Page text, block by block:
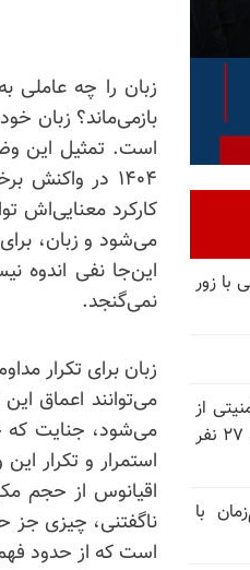
زبان را چه عاملی
بازمی‌ماند؟ زبان
است. تمثیل این
۱۴۰۴ در
کارکرد معنایی‌اش
می‌شود و زبان،
این‌جا نفی اندوه
نمی‌گنجد.
زبان برای تکرار
می‌توانند اعماق
می‌شود، جنایت که
استمرار و تکرار
اقیانوس از حجم
ناگفتنی، چیزی جز
است که از حدود
با زور
امنیتی از
اسفند ۱۴۰۴ تاکنون در ایران اعدام شده‌اند؛ ۲۷ نفر
با